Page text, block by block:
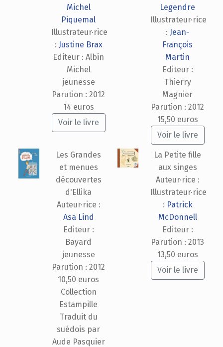
Michel
Piquemal
Illustrateur·rice
: Justine Brax
Editeur : Albin
Michel
jeunesse
Parution : 2012
14 euros
Voir le livre
Legendre
Illustrateur·rice
: Jean-
François
Martin
Editeur :
Thierry
Magnier
Parution : 2012
15,50 euros
Voir le livre
Les Grandes
et menues
découvertes
d'Ellika
Auteur·rice :
Asa Lind
Editeur :
Bayard
jeunesse
Parution : 2012
10,50 euros
Collection
Estampille
Traduit du
suédois par
Aude Pasquier
La Petite fille
aux singes
Auteur·rice :
Illustrateur·rice
: Patrick
McDonnell
Editeur :
Parution : 2013
13,50 euros
Voir le livre